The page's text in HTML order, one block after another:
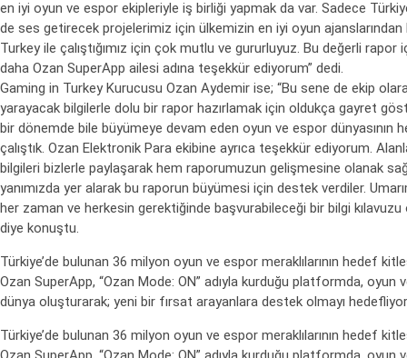
en iyi oyun ve espor ekipleriyle iş birliği yapmak da var. Sadece
de ses getirecek projelerimiz için ülkemizin en iyi oyun ajanslarından
Turkey ile çalıştığımız için çok mutlu ve gururluyuz. Bu değerli rapor
daha Ozan SuperApp ailesi adına teşekkür ediyorum” dedi.
Gaming in Turkey Kurucusu Ozan Aydemir ise; “Bu sene de ekip
yarayacak bilgilerle dolu bir rapor hazırlamak için oldukça gayret
bir dönemde bile büyümeye devam eden oyun ve espor dünyasının
çalıştık. Ozan Elektronik Para ekibine ayrıca teşekkür ediyorum.
bilgileri bizlerle paylaşarak hem raporumuzun gelişmesine olanak
yanımızda yer alarak bu raporun büyümesi için destek verdiler.
her zaman ve herkesin gerektiğinde başvurabileceği bir bilgi
diye konuştu.
Türkiye’de bulunan 36 milyon oyun ve espor meraklılarının hedef
Ozan SuperApp, “Ozan Mode: ON” adıyla kurduğu platformda, oyun
dünya oluşturarak; yeni bir fırsat arayanlara destek olmayı
Türkiye’de bulunan 36 milyon oyun ve espor meraklılarının hedef